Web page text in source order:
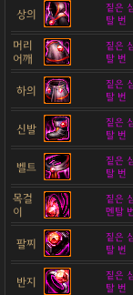
상의
짙은
탈 번
머리
어깨
짙은
탈 번
하의
짙은
탈 번
신발
짙은
탈 번
벨트
짙은
탈 번
목걸
이
짙은
멘탈
팔찌
짙은
탈 번
반지
짙은
탈 번